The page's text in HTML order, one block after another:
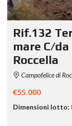
Rif.132
mare C/
Roccella
Campofelice di
€55.000
Dimensioni lotto: